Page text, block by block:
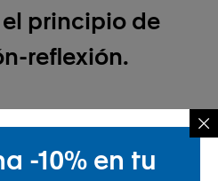
principio de
reflexión.
-10% en tu